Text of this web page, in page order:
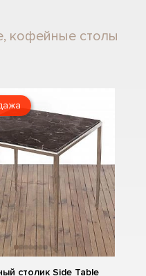
кофейные столы
столик Side Table